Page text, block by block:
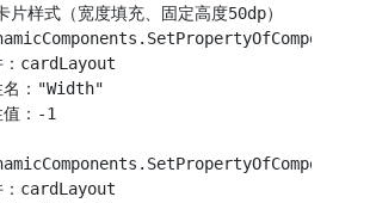
样式（宽度填充、固定高度50dp）
cardLayout
："Width"
：-1
cardLayout